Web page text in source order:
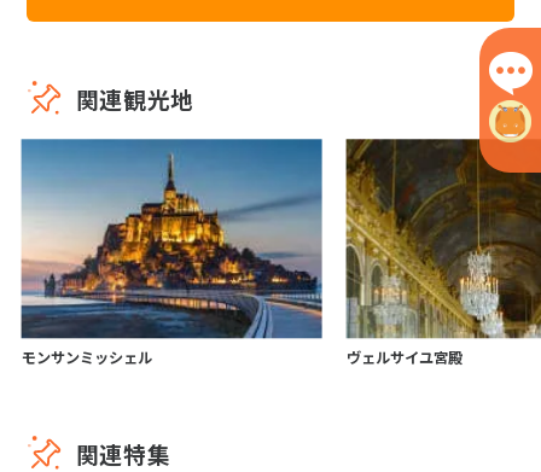
関連観光地
モンサンミッシェル ヴェルサイユ宮殿
関連特集